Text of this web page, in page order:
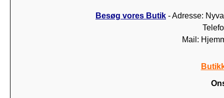
Besøg vores Butik - Adresse:
Mail: